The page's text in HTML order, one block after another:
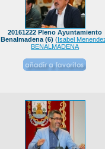
20161222 Pleno Ayuntamiento
Benalmadena (6) (Isabel
BENALMADENA